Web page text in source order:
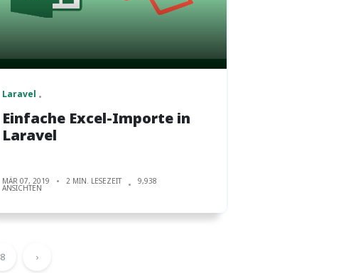
Laravel
Einfache Excel-Importe in
Laravel
MÄR 07, 2019 2 MIN. LESEZEIT 9,938
ANSICHTEN
8 ›